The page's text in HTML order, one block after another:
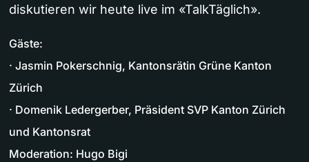
diskutieren wir heute live im «TalkTäglich».
Gäste:
· Jasmin Pokerschnig, Kantonsrätin Grüne Kanton
Zürich
· Domenik Ledergerber, Präsident SVP Kanton Zürich
und Kantonsrat
Moderation: Hugo Bigi